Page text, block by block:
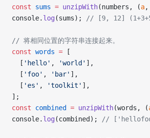
const sums = unzipWith(numbers, (a,
console. log (sums); // [9, 12]
// 将相同位置的字符串连接起来。
const words = [
  [
'hello' , 'world' ],
  [
'foo' , 'bar' ],
  [
'es' , 'toolkit' ],
];
const combined = unzipWith(words, (
console. log (combined); //